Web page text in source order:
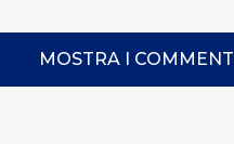
MOSTRA I COMMENTI